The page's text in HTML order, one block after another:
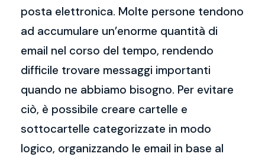
posta elettronica. Molte persone tendono
ad accumulare un’enorme quantità di
email nel corso del tempo, rendendo
difficile trovare messaggi importanti
quando ne abbiamo bisogno. Per evitare
ciò, è possibile creare cartelle e
sottocartelle categorizzate in modo
logico, organizzando le email in base al